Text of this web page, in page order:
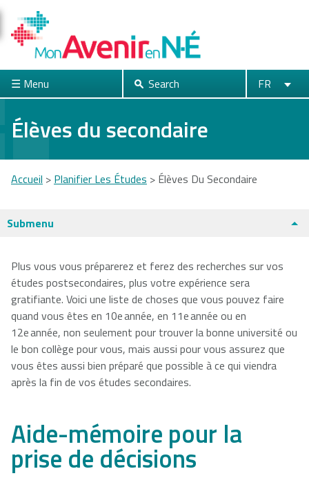
Skip
content
☰ Menu Search
FR
University
School of
University
University
Vincent
University
Community
College
NSCAD
University
Saint Mary's
University
St. Francis
Xavier
University
Université
Sainte-Anne
University of
King's
College
Universités et collèges
Élèves du secondaire
You
are
here
Accueil > Planifier Les Études > Élèves Du Secondaire
Submenu
Plus vous vous préparerez et ferez des recherches sur vos
études postsecondaires, plus votre expérience sera
gratifiante. Voici une liste de choses que vous pouvez faire
quand vous êtes en 10e année, en 11e année ou en
12e année, non seulement pour trouver la bonne université ou
le bon collège pour vous, mais aussi pour vous assurez que
vous êtes aussi bien préparé que possible à ce qui viendra
après la fin de vos études secondaires.
Aide-mémoire pour la
prise de décisions